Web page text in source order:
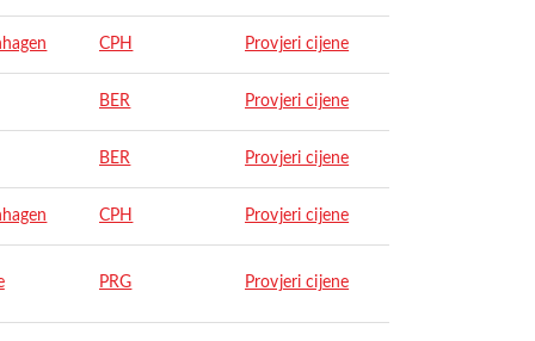
CPH Provjeri cijene
BER Provjeri cijene
BER Provjeri cijene
CPH Provjeri cijene
PRG Provjeri cijene